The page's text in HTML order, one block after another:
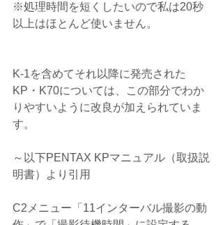
※処理時間を短くしたいので私は20秒
以上はほとんど使いません。
K-1を含めてそれ以降に発売された
KP・K70については、この部分でわか
りやすいように改良が加えられていま
す。
～以下PENTAX KPマニュアル（取扱説
明書）より引用
C2メニュー「11インターバル撮影の動